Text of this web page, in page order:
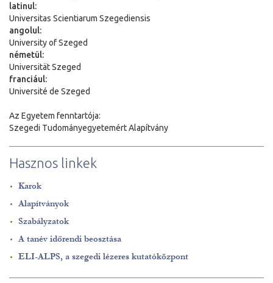
latinul:
Universitas Scientiarum Szegediensis
angolul:
University of Szeged
németül:
Universität Szeged
franciául:
Université de Szeged
Az Egyetem fenntartója:
Szegedi Tudományegyetemért Alapítvány
Hasznos linkek
Karok
Alapítványok
Szabályzatok
A tanév időrendi beosztása
ELI-ALPS, a szegedi lézeres kutatóközpont